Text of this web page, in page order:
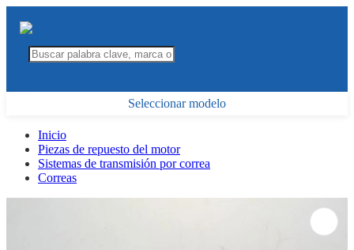
Seleccionar modelo
Inicio
Piezas de repuesto del motor
Sistemas de transmisión por correa
Correas